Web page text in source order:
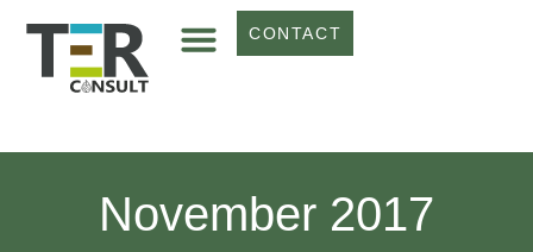
CONTACT
November 2017